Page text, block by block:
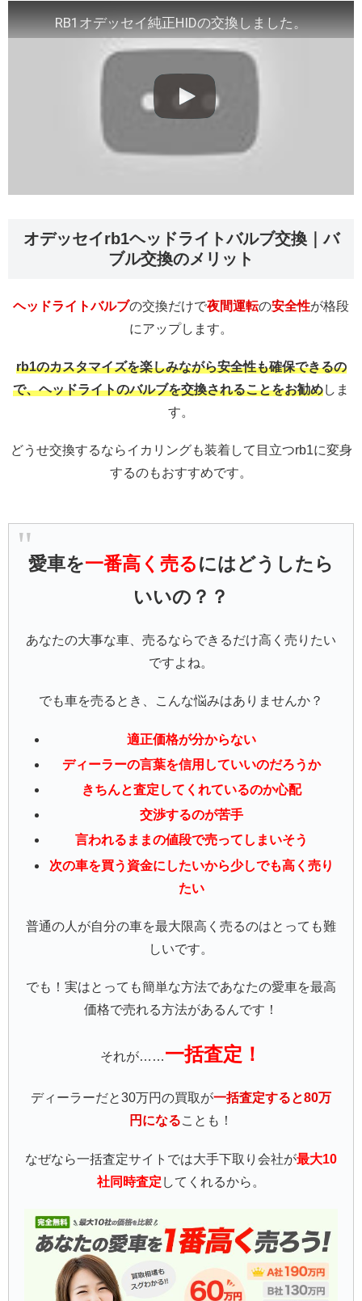
RB1オデッセイ純正HIDの交換しました。
オデッセイrb1ヘッドライトバルブ交換｜バ
ブル交換のメリット
ヘッドライトバルブの交換だけで夜間運転の安全性が格段
にアップします。
rb1のカスタマイズを楽しみながら安全性も確保できるの
で、ヘッドライトのバルブを交換されることをお勧めしま
す。
どうせ交換するならイカリングも装着して目立つrb1に変身
するのもおすすめです。
愛車を一番高く売るにはどうしたら
いいの？？
あなたの大事な車、売るならできるだけ高く売りたい
ですよね。
でも車を売るとき、こんな悩みはありませんか？
適正価格が分からない
ディーラーの言葉を信用していいのだろうか
きちんと査定してくれているのか心配
交渉するのが苦手
言われるままの値段で売ってしまいそう
次の車を買う資金にしたいから少しでも高く売り
たい
普通の人が自分の車を最大限高く売るのはとっても難
しいです。
でも！実はとっても簡単な方法であなたの愛車を最高
価格で売れる方法があるんです！
それが……一括査定！
ディーラーだと30万円の買取が一括査定すると80万
円になることも！
なぜなら一括査定サイトでは大手下取り会社が最大10
社同時査定 してくれるから。